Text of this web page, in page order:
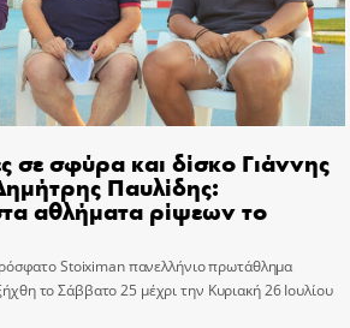
σε σφύρα και δίσκο Γιάννης
Παυλίδης:
αθλήματα ρίψεων το
Stoiximan πανελλήνιο πρωτάθλημα
το Σάββατο 25 μέχρι την Κυριακή 26 Ιουλίου